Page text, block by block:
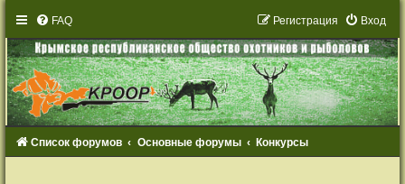
FAQ Вход
Регистрация
Список форумов Основные форумы Конкурсы